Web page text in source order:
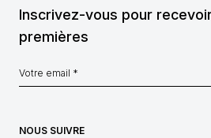
Inscrivez-vous pour
premières
NOUS SUIVRE